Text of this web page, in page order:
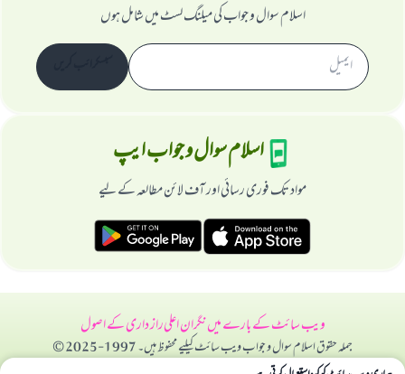
اسلام سوال و جواب کی میلنگ لسٹ میں شامل ہوں
اسلام سوال و جواب ایپ
مواد تک فوری رسائی اور آف لائن مطالعہ کے لیے
ویب سائٹ کے بارے میںنگران اعلیراز داری کے اصول
جملہ حقوق اسلام سوال و جواب ویب سائٹ کیلیے محفوظ ہیں۔ 1997-2025 ©